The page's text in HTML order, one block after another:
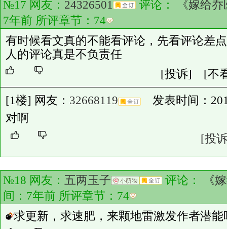
№17 网友： 24326501 评论：
《嫁给
7年前 所评章节： 74
有时候看文真的不能看评论，先看评论差
人的评论真是不负责任
[投诉]
[不
[1楼] 网友： 32668119
发表时间：
对啊
[投
№18 网友： 五两玉子 评论：
《
间：7年前 所评章节： 74
求更新，求速肥，来颗地雷激发作者潜能